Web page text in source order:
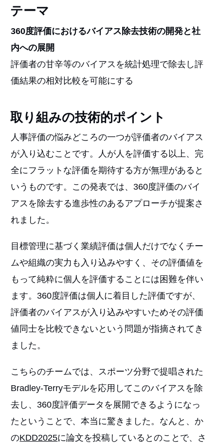
テーマ
360度評価におけるバイアス除去技術の開発と社
内への展開
評価者の甘辛等のバイアスを統計処理で除去し評
価結果の相対比較を可能にする
取り組みの技術的ポイント
人事評価の悩みどころの一つが評価者のバイアス
が入り込むことです。人が人を評価する以上、完
全にフラットな評価を期待する方が無理があると
いうものです。この発表では、360度評価のバイ
アスを除去する進歩性のあるアプローチが提案さ
れました。
目標管理に基づく業績評価は個人だけでなくチー
ムや組織の実力も入り込みやすく、その評価値を
もって純粋に個人を評価することには困難を伴い
ます。360度評価は個人に着目した評価ですが、
評価者のバイアスが入り込みやすいためその評価
値同士を比較できないという問題が指摘されてき
ました。
こちらのチームでは、スポーツ分野で提唱された
Bradley-Terryモデルを応用してこのバイアスを除
去し、360度評価データを展開できるようになっ
たということで、本当に驚きました。なんと、か
のKDD2025に論文を投稿しているとのことで、さ